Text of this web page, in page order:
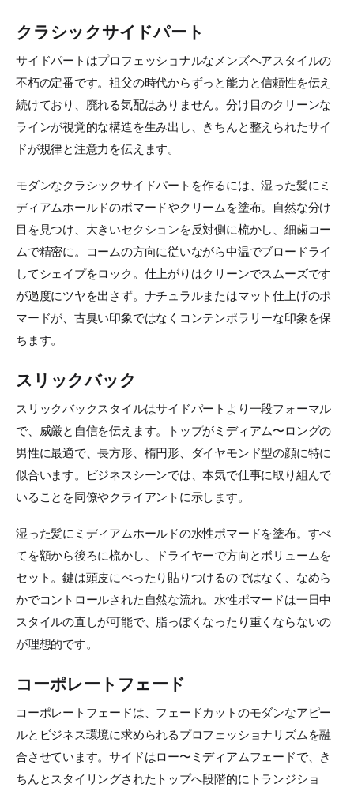
クラシックサイドパート
サイドパートはプロフェッショナルなメンズヘアスタイルの
不朽の定番です。祖父の時代からずっと能力と信頼性を伝え
続けており、廃れる気配はありません。分け目のクリーンな
ラインが視覚的な構造を生み出し、きちんと整えられたサイ
ドが規律と注意力を伝えます。
モダンなクラシックサイドパートを作るには、湿った髪にミ
ディアムホールドのポマードやクリームを塗布。自然な分け
目を見つけ、大きいセクションを反対側に梳かし、細歯コー
ムで精密に。コームの方向に従いながら中温でブロードライ
してシェイプをロック。仕上がりはクリーンでスムーズです
が過度にツヤを出さず。ナチュラルまたはマット仕上げのポ
マードが、古臭い印象ではなくコンテンポラリーな印象を保
ちます。
スリックバック
スリックバックスタイルはサイドパートより一段フォーマル
で、威厳と自信を伝えます。トップがミディアム〜ロングの
男性に最適で、長方形、楕円形、ダイヤモンド型の顔に特に
似合います。ビジネスシーンでは、本気で仕事に取り組んで
いることを同僚やクライアントに示します。
湿った髪にミディアムホールドの水性ポマードを塗布。すべ
てを額から後ろに梳かし、ドライヤーで方向とボリュームを
セット。鍵は頭皮にべったり貼りつけるのではなく、なめら
かでコントロールされた自然な流れ。水性ポマードは一日中
スタイルの直しが可能で、脂っぽくなったり重くならないの
が理想的です。
コーポレートフェード
コーポレートフェードは、フェードカットのモダンなアピー
ルとビジネス環境に求められるプロフェッショナリズムを融
合させています。サイドはロー〜ミディアムフェードで、き
ちんとスタイリングされたトップへ段階的にトランジショ